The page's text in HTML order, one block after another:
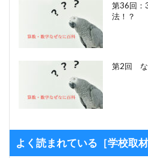
第36回：
法！？
第2回 な
よく読まれている［学校取